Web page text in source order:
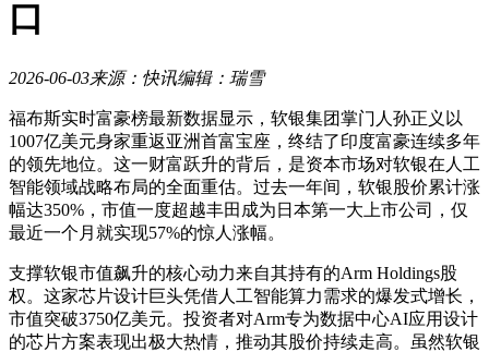
口
2026-06-03来源：快讯编辑：瑞雪
福布斯实时富豪榜最新数据显示，软银集团掌门人孙正义以
1007亿美元身家重返亚洲首富宝座，终结了印度富豪连续多年
的领先地位。这一财富跃升的背后，是资本市场对软银在人工
智能领域战略布局的全面重估。过去一年间，软银股价累计涨
幅达350%，市值一度超越丰田成为日本第一大上市公司，仅
最近一个月就实现57%的惊人涨幅。
支撑软银市值飙升的核心动力来自其持有的Arm Holdings股
权。这家芯片设计巨头凭借人工智能算力需求的爆发式增长，
市值突破3750亿美元。投资者对Arm专为数据中心AI应用设计
的芯片方案表现出极大热情，推动其股价持续走高。虽然软银